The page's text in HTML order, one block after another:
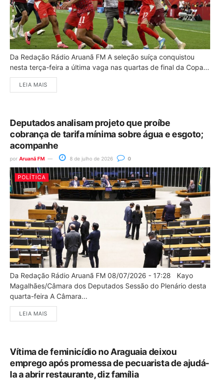
Da Redação Rádio Aruanã FM A seleção suíça conquistou
nesta terça-feira a última vaga nas quartas de final da Copa...
LEIA MAIS
Deputados analisam projeto que proíbe
cobrança de tarifa mínima sobre água e esgoto;
acompanhe
por Aruanã FM 8 de julho de 2026 0
POLÍTICA
Da Redação Rádio Aruanã FM 08/07/2026 - 17:28 Kayo
Magalhães/Câmara dos Deputados Sessão do Plenário desta
quarta-feira A Câmara...
LEIA MAIS
Vítima de feminicídio no Araguaia deixou
emprego após promessa de pecuarista de ajudá-
la a abrir restaurante, diz família